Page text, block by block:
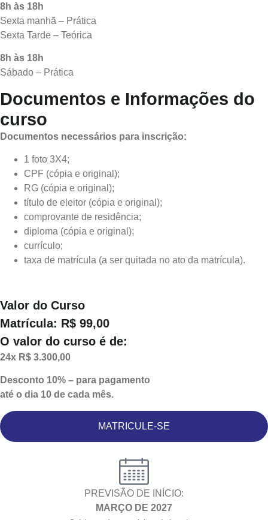
8h às 18h
Sexta manhã – Prática
Sexta Tarde – Teórica
8h às 18h
Sábado – Prática
Documentos e Informações do
curso
Documentos necessários para inscrição:
1 foto 3X4;
CPF (cópia e original);
RG (cópia e original);
título de eleitor (cópia e original);
comprovante de residência;
diploma (cópia e original);
currículo;
taxa de matrícula (a ser quitada no ato da matrícula).
Valor do Curso
Matrícula: R$ 99,00
O valor do curso é de:
24x R$ 3.300,00
Desconto 10% – para pagamento
até o dia 10 de cada mês.
MATRICULE-SE
PREVISÃO DE INÍCIO:
MARÇO DE 2027